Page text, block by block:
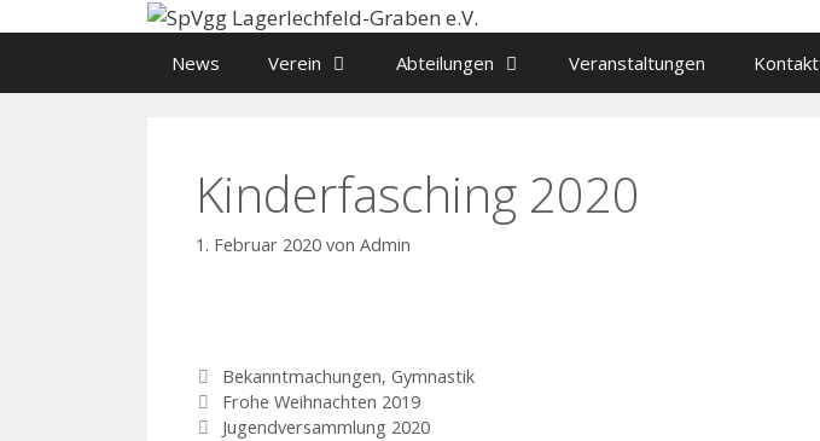
News Verein Abteilungen Veranstaltungen Kontakt
Kinderfasching 2020
1. Februar 2020 von Admin
Kategorien
Bekanntmachungen, Gymnastik
Frohe Weihnachten 2019
Jugendversammlung 2020